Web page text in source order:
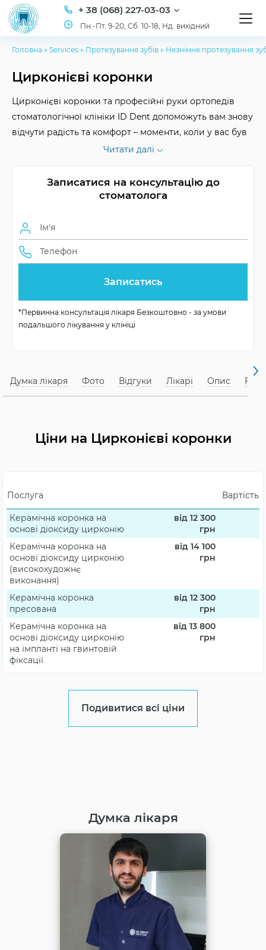
+ 38 (068) 227-03-03
Пн.-Пт. 9-20, Сб. 10-18, Нд. вихідний
Головна » Services » Протезування зубів » Незнімне протезування
Цирконієві коронки
Цирконієві коронки та професійні руки ортопедів
стоматологічної клініки ID Dent допоможуть вам знову
відчути радість та комфорт – моменти, коли у вас був
відсутній зуб, миттєво забудуться. Ми допоможемо
лікарі надають послуги зубного протезування з
використанням цирконієвих коронок якісно та за
Натуральність
естетичність
Бепечність
гіпоалергенний
Служба від 12 років
фарбників
колір
клініки
Читати далі
Записатися на консультацію до
стоматолога
*Первинна консультація лікаря Безкоштовно - за умови
подальшого лікування у клініці
Думка лікаря Фото Відгуки Лікарі Опис FAQ
Ціни на Цирконієві коронки
Послуга Вартість
Керамічна коронка на
основі діоксиду цирконію
від 12 300
грн
Керамічна коронка на
основі діоксиду цирконію
(високохудожнє
виконання)
від 14 100
грн
Керамічна коронка
пресована
від 12 300
грн
Керамічна коронка на
основі дiоксиду цирконію
на імпланті на гвинтовій
фіксації
від 13 800
грн
Подивитися всі ціни
Думка лікаря